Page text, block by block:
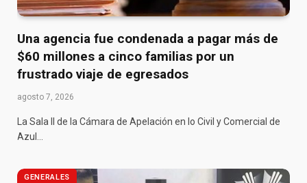
Una agencia fue condenada a pagar más de
$60 millones a cinco familias por un
frustrado viaje de egresados
agosto 7, 2026
La Sala II de la Cámara de Apelación en lo Civil y Comercial de
Azul…
GENERALES